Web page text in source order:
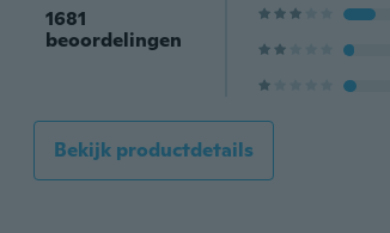
1681
beoordelingen
Bekijk productdetails